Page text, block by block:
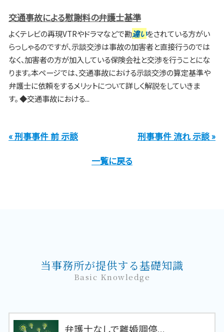
交通事故による慰謝料の弁護士基準
よくテレビの再現VTRやドラマなどで勘違いをされている方がい
らっしゃるのですが、示談交渉は事故の加害者と直接行うのでは
なく、加害者の方が加入している保険会社と交渉を行うことにな
ります。本ページでは、交通事故における示談交渉の算定基準や
弁護士に依頼をするメリットについて詳しく解説をしていきま
す。 ◆交通事故における...
« 刑事事件 前 示談
刑事事件 流れ 示談 »
一覧に戻る
当事務所が提供する基礎知識
Basic Knowledge
弁護士なしで離婚調停...